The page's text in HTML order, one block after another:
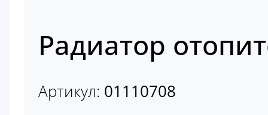
Радиатор
Артикул: 01110708